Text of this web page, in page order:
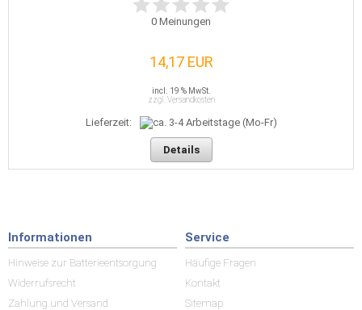
0 Meinungen
14,17 EUR
incl. 19 % MwSt.
zzgl. Versandkosten
Lieferzeit:
Details
Informationen
Hinweise zur Batterieentsorgung
Widerrufsrecht
Zahlung und Versand
Service
Häufige Fragen
Kontakt
Sitemap